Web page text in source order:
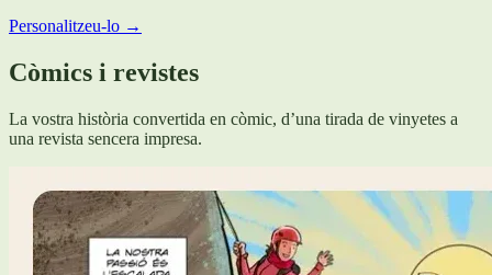
Personalitzeu-lo →
Còmics i revistes
La vostra història convertida en còmic, d’una tirada de vinyetes a
una revista sencera impresa.